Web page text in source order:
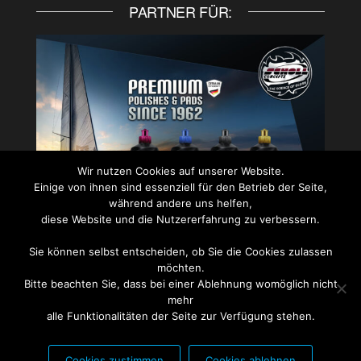
PARTNER FÜR:
PARTNER FÜR:
Wir nutzen Cookies auf unserer Website.
Einige von ihnen sind essenziell für den Betrieb der Seite,
während andere uns helfen,
diese Website und die Nutzererfahrung zu verbessern.
Sie können selbst entscheiden, ob Sie die Cookies zulassen
möchten.
Bitte beachten Sie, dass bei einer Ablehnung womöglich nicht
mehr
alle Funktionalitäten der Seite zur Verfügung stehen.